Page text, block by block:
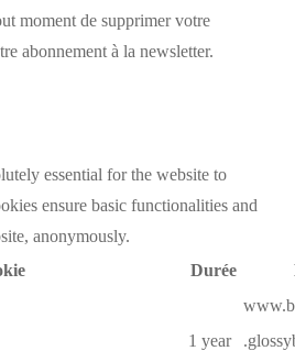
moment de supprimer votre
abonnement à la newsletter.
essential for the website to
ensure basic functionalities and
anonymously.
Durée
1 year